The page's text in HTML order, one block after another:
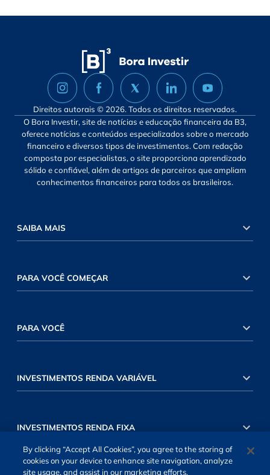
Direitos autorais © 2026. Todos os direitos reservados.
O Bora Investir, site de notícias e educação financeira da B3,
oferece notícias e conteúdos especializados sobre o mercado
financeiro e diversos tipos de investimentos. Com redação
composta por especialistas, o site proporciona aprendizado
sólido e confiável, além de artigos de parceiros que ampliam
conhecimentos financeiros para todos os brasileiros.
SAIBA MAIS
PARA VOCÊ COMEÇAR
PARA VOCÊ
INVESTIMENTOS RENDA VARIÁVEL
INVESTIMENTOS RENDA FIXA
By clicking “Accept All Cookies”, you agree to the storing of
cookies on your device to enhance site navigation, analyze
site usage, and assist in our marketing efforts.